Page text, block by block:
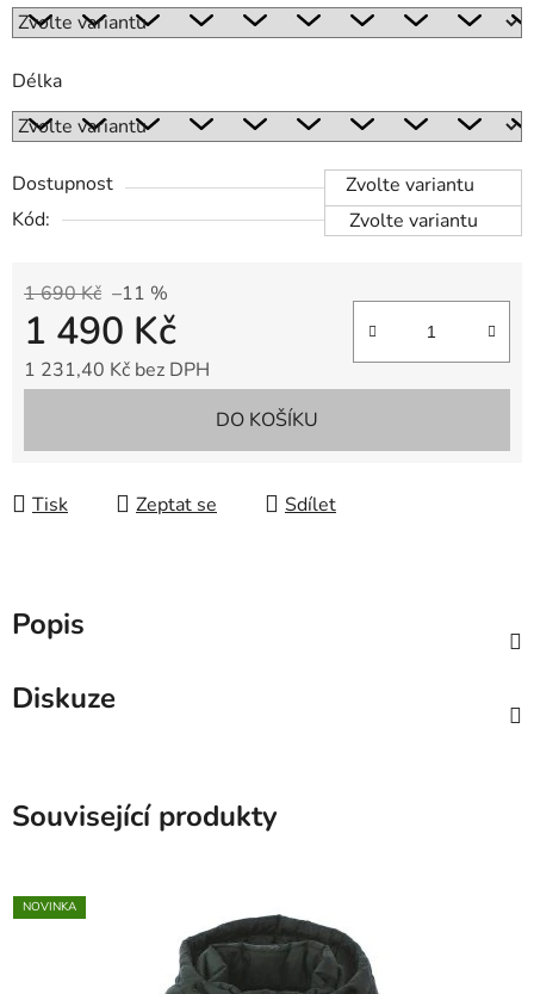
Délka
Dostupnost
Zvolte variantu
Kód:
Zvolte variantu
1 690 Kč –11 %
1 490 Kč
1 231,40 Kč bez DPH
DO KOŠÍKU
Tisk Zeptat se Sdílet
Popis
Diskuze
Související produkty
NOVINKA